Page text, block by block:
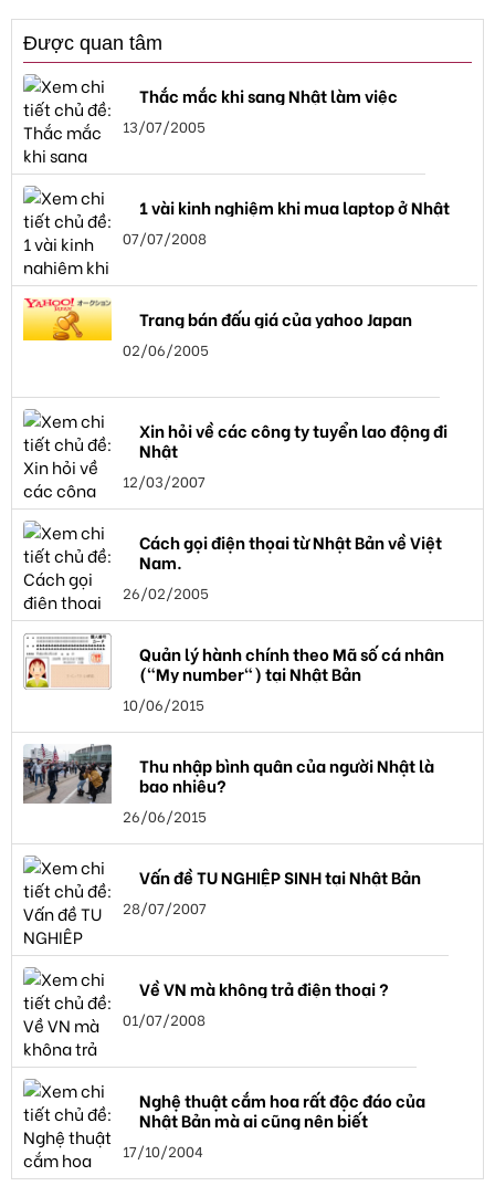
Được quan tâm
Thắc mắc khi sang Nhật làm việc
13/07/2005
1 vài kinh nghiệm khi mua laptop ở Nhật
07/07/2008
Trang bán đấu giá của yahoo Japan
02/06/2005
Xin hỏi về các công ty tuyển lao động đi
Nhật
12/03/2007
Cách gọi điện thọai từ Nhật Bản về Việt
Nam.
26/02/2005
Quản lý hành chính theo Mã số cá nhân
("My number") tại Nhật Bản
10/06/2015
Thu nhập bình quân của người Nhật là
bao nhiêu?
26/06/2015
Vấn đề TU NGHIỆP SINH tại Nhật Bản
28/07/2007
Về VN mà không trả điện thoại ?
01/07/2008
Nghệ thuật cắm hoa rất độc đáo của
Nhật Bản mà ai cũng nên biết
17/10/2004